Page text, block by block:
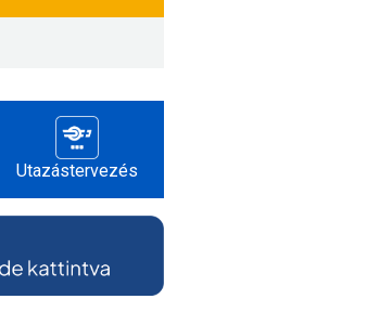
Utazástervezés